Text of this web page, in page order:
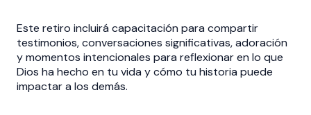
Este retiro incluirá capacitación para compartir
testimonios, conversaciones significativas, adoración
y momentos intencionales para reflexionar en lo que
Dios ha hecho en tu vida y cómo tu historia puede
impactar a los demás.